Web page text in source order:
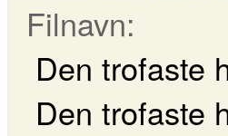
Filnavn:
Den trofaste
Den trofaste